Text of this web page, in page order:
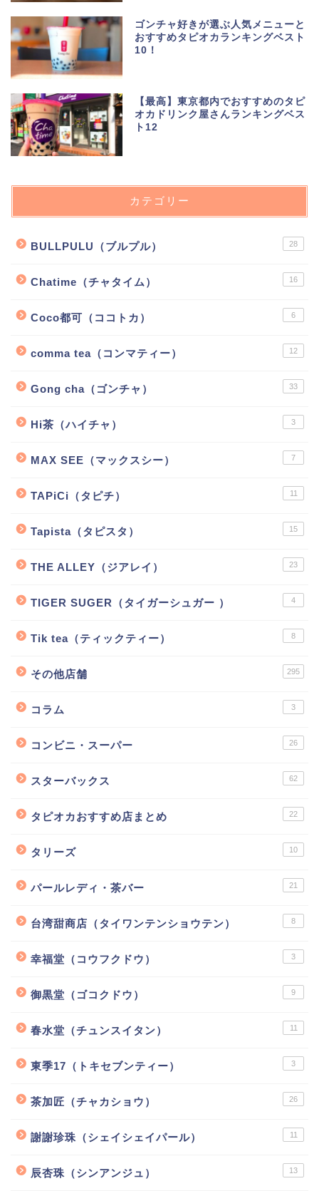
ゴンチャ好きが選ぶ人気メニューと
おすすめタピオカランキングベスト
10！
【最高】東京都内でおすすめのタピ
オカドリンク屋さんランキングベス
ト12
カテゴリー
BULLPULU（ブルプル） 28
Chatime（チャタイム） 16
Coco都可（ココトカ） 6
comma tea（コンマティー） 12
Gong cha（ゴンチャ） 33
Hi茶（ハイチャ） 3
MAX SEE（マックスシー） 7
TAPiCi（タピチ） 11
Tapista（タピスタ） 15
THE ALLEY（ジアレイ） 23
TIGER SUGER（タイガーシュガー ） 4
Tik tea（ティックティー） 8
その他店舗 295
コラム 3
コンビニ・スーパー 26
スターバックス 62
タピオカおすすめ店まとめ 22
タリーズ 10
パールレディ・茶バー 21
台湾甜商店（タイワンテンショウテン） 8
幸福堂（コウフクドウ） 3
御黒堂（ゴコクドウ） 9
春水堂（チュンスイタン） 11
東季17（トキセブンティー） 3
茶加匠（チャカショウ） 26
謝謝珍珠（シェイシェイパール） 11
辰杏珠（シンアンジュ） 13